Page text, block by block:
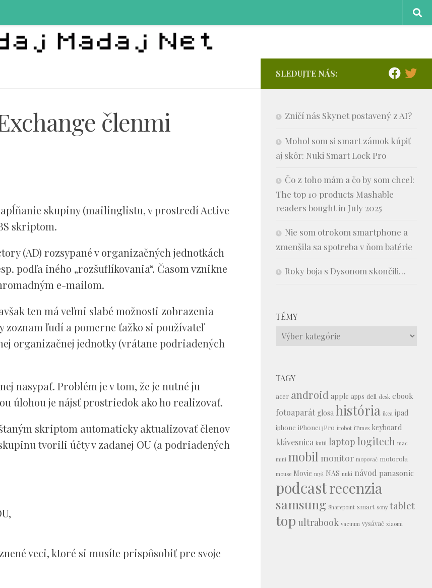
členmi
skupiny (mailinglistu, v prostredí Active
skriptom.
(AD) rozsypané v organizačných jednotkách
podľa iného „rozšuflíkovania“. Časom vznikne
e-mailom.
ten má veľmi slabé možnosti zobrazenia
ľudí a pomerne ťažko si používateľ
organizačnej jednotky (vrátane podriadených
nasypať. Problém je v tom, že je nutné ju
úlohou je nájsť prostriedok ako ho realizovať.
skriptom automaticky aktualizovať členov
tvorili účty v zadanej OU (a podriadených
veci, ktoré si musíte prispôsobiť pre svoje
SLEDUJTE NÁS:
Zničí nás Skynet postavený z AI?
Mohol som si smart zámok kúpiť
aj skôr: Nuki Smart Lock Pro
Čo z toho mám a čo by som chcel:
The top 10 products Mashable
readers bought in July 2025
Nie som otrokom smartphone a
zmenšila sa spotreba v ňom batérie
Roky boja s Dysonom skončili…
TÉMY
Témy
TAGY
acer android apple apps dell desk ebook
fotoaparát glosa história ikea ipad
iphone iPhone13Pro irobot iTunes keyboard
klávesnica kutil laptop logitech mac
mini mobil monitor mopovač motorola
mouse Movie myš NAS nuki návod panasonic
podcastrecenzia
samsung Sharepoint smart sony tablet
top ultrabook vacuum vysávač xiaomi